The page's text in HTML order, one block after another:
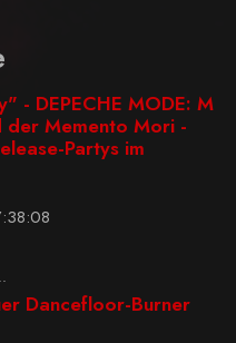
- DEPECHE MODE: M
Memento Mori -
Partys im
Dancefloor-Burner